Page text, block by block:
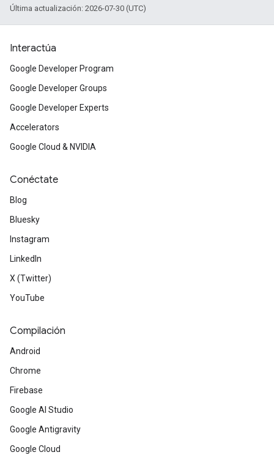
Última actualización: 2026-07-30 (UTC)
Interactúa
Google Developer Program
Google Developer Groups
Google Developer Experts
Accelerators
Google Cloud & NVIDIA
Conéctate
Blog
Bluesky
Instagram
LinkedIn
X (Twitter)
YouTube
Compilación
Android
Chrome
Firebase
Google AI Studio
Google Antigravity
Google Cloud